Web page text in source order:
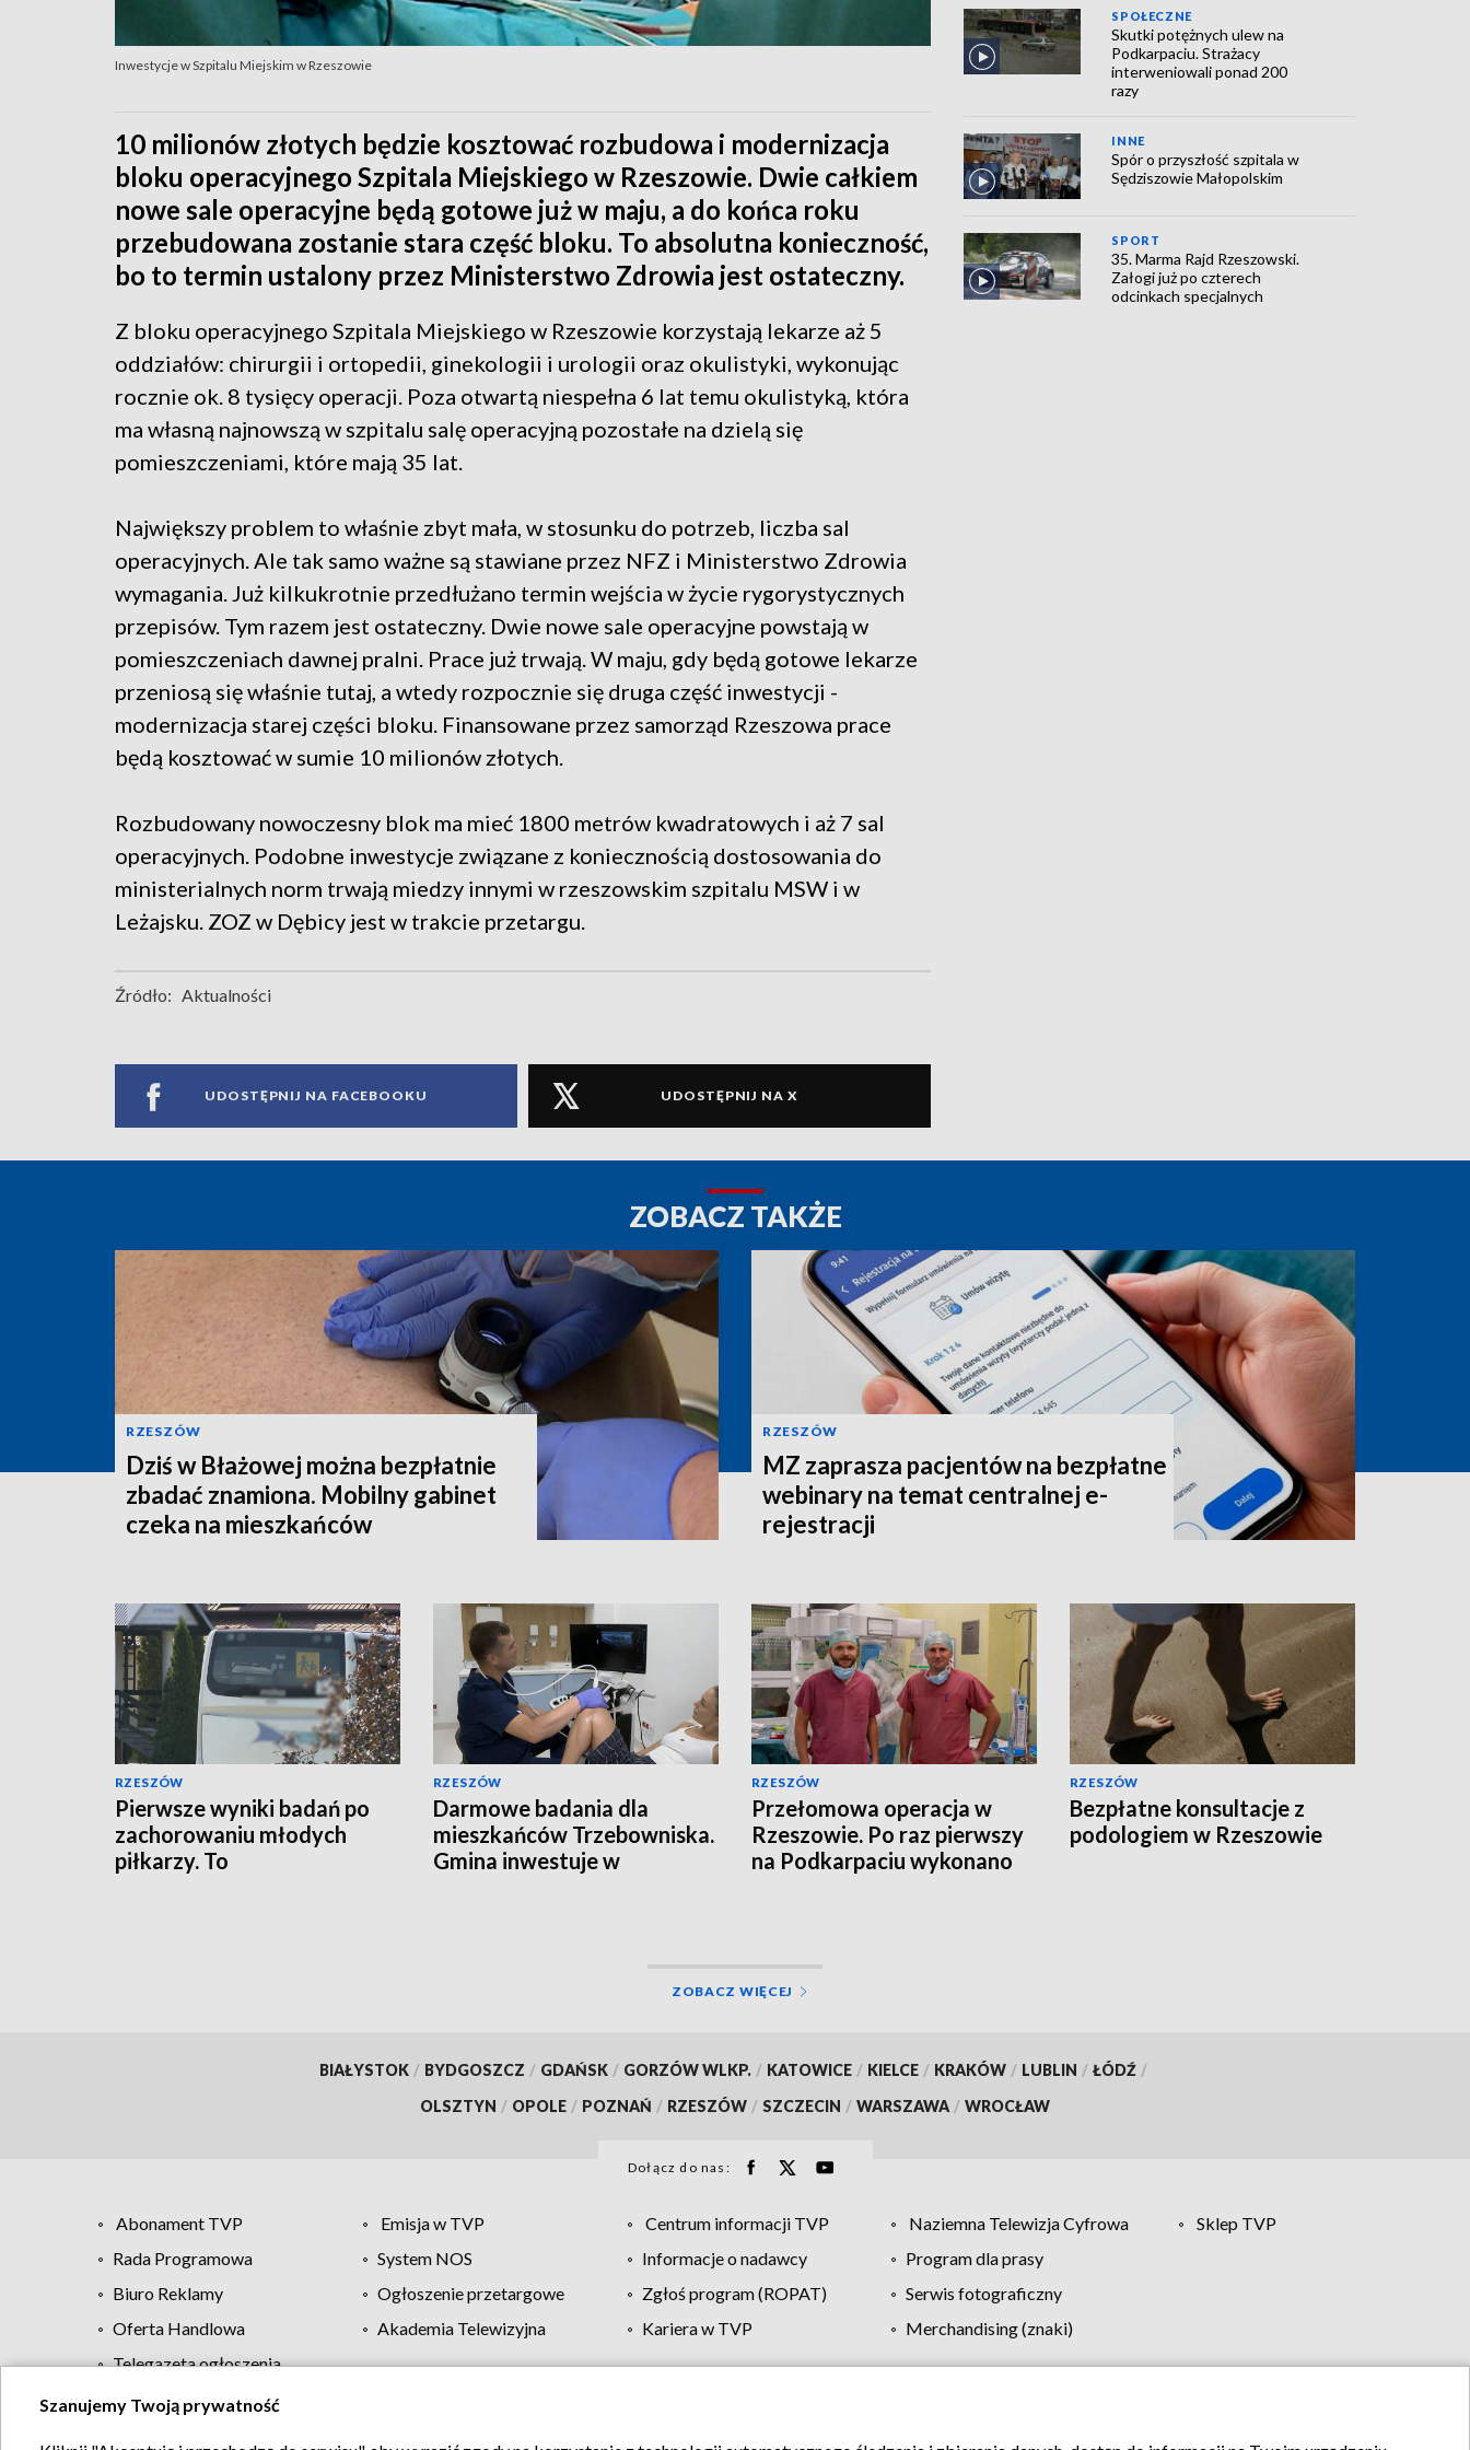
Inwestycje w Szpitalu Miejskim w Rzeszowie
10 milionów złotych będzie kosztować rozbudowa i modernizacja
bloku operacyjnego Szpitala Miejskiego w Rzeszowie. Dwie całkiem
nowe sale operacyjne będą gotowe już w maju, a do końca roku
przebudowana zostanie stara część bloku. To absolutna konieczność,
bo to termin ustalony przez Ministerstwo Zdrowia jest ostateczny.
Z bloku operacyjnego Szpitala Miejskiego w Rzeszowie korzystają lekarze aż 5
oddziałów: chirurgii i ortopedii, ginekologii i urologii oraz okulistyki, wykonując
rocznie ok. 8 tysięcy operacji. Poza otwartą niespełna 6 lat temu okulistyką, która
ma własną najnowszą w szpitalu salę operacyjną pozostałe na dzielą się
pomieszczeniami, które mają 35 lat.
Największy problem to właśnie zbyt mała, w stosunku do potrzeb, liczba sal
operacyjnych. Ale tak samo ważne są stawiane przez NFZ i Ministerstwo Zdrowia
wymagania. Już kilkukrotnie przedłużano termin wejścia w życie rygorystycznych
przepisów. Tym razem jest ostateczny. Dwie nowe sale operacyjne powstają w
pomieszczeniach dawnej pralni. Prace już trwają. W maju, gdy będą gotowe lekarze
przeniosą się właśnie tutaj, a wtedy rozpocznie się druga część inwestycji -
modernizacja starej części bloku. Finansowane przez samorząd Rzeszowa prace
będą kosztować w sumie 10 milionów złotych.
Rozbudowany nowoczesny blok ma mieć 1800 metrów kwadratowych i aż 7 sal
operacyjnych. Podobne inwestycje związane z koniecznością dostosowania do
ministerialnych norm trwają miedzy innymi w rzeszowskim szpitalu MSW i w
Leżajsku. ZOZ w Dębicy jest w trakcie przetargu.
Źródło: Aktualności
UDOSTĘPNIJ NA FACEBOOKU UDOSTĘPNIJ NA X
SPOŁECZNE
Skutki potężnych ulew na
Podkarpaciu. Strażacy
interweniowali ponad 200
razy
INNE
Spór o przyszłość szpitala w
Sędziszowie Małopolskim
SPORT
35. Marma Rajd Rzeszowski.
Załogi już po czterech
odcinkach specjalnych
ZOBACZ TAKŻE
RZESZÓW
Dziś w Błażowej można bezpłatnie
zbadać znamiona. Mobilny gabinet
czeka na mieszkańców
RZESZÓW
MZ zaprasza pacjentów na bezpłatne
webinary na temat centralnej e-
rejestracji
RZESZÓW
Pierwsze wyniki badań po
zachorowaniu młodych
piłkarzy. To
RZESZÓW
Darmowe badania dla
mieszkańców Trzebowniska.
Gmina inwestuje w
RZESZÓW
Przełomowa operacja w
Rzeszowie. Po raz pierwszy
na Podkarpaciu wykonano
RZESZÓW
Bezpłatne konsultacje z
podologiem w Rzeszowie
ZOBACZ WIĘCEJ
BIAŁYSTOK / BYDGOSZCZ / GDAŃSK / GORZÓW WLKP. / KATOWICE / KIELCE / KRAKÓW / LUBLIN / ŁÓDŹ /
OLSZTYN / OPOLE / POZNAŃ / RZESZÓW / SZCZECIN / WARSZAWA / WROCŁAW
Dołącz do nas:
Abonament TVP Emisja w TVP Centrum informacji TVP Naziemna Telewizja Cyfrowa
Sklep TVP
Rada Programowa
System NOS Informacje o nadawcy
Program dla prasy
Biuro Reklamy
Ogłoszenie przetargowe Zgłoś program (ROPAT)
Serwis fotograficzny
Oferta Handlowa
Akademia Telewizyjna Kariera w TVP
Merchandising (znaki)
Telegazeta ogłoszenia
Regulamin TVP Polityka prywatności Moje zgody Pomoc Biuro reklamy Kontakt
Szanujemy Twoją prywatność